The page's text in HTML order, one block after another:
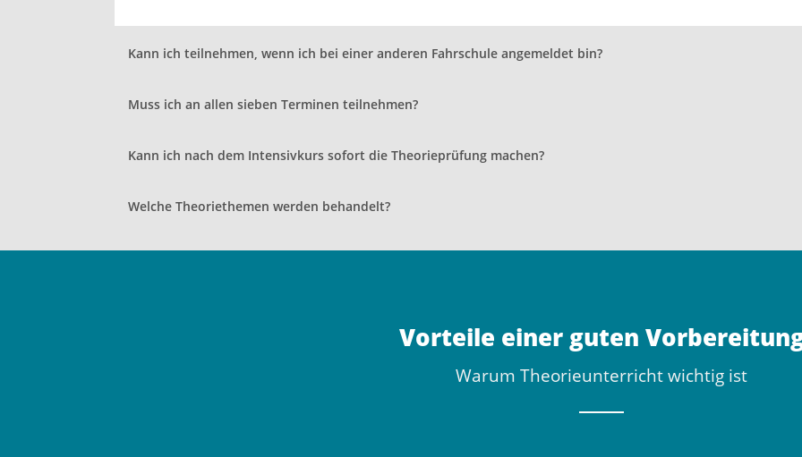
Kann ich teilnehmen, wenn ich bei einer anderen Fahrschule angemeldet bin?
Muss ich an allen sieben Terminen teilnehmen?
Kann ich nach dem Intensivkurs sofort die Theorieprüfung machen?
Welche Theoriethemen werden behandelt?
Vorteile einer guten
Warum Theorieunterricht wichtig ist